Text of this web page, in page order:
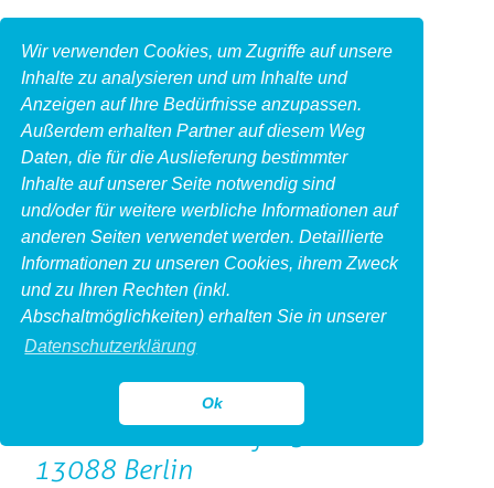
Wir verwenden Cookies, um Zugriffe auf unsere
Inhalte zu analysieren und um Inhalte und
Anzeigen auf Ihre Bedürfnisse anzupassen.
Außerdem erhalten Partner auf diesem Weg
Daten, die für die Auslieferung bestimmter
Inhalte auf unserer Seite notwendig sind
und/oder für weitere werbliche Informationen auf
anderen Seiten verwendet werden. Detaillierte
Informationen zu unseren Cookies, ihrem Zweck
und zu Ihren Rechten (inkl.
Abschaltmöglichkeiten) erhalten Sie in unserer
Datenschutzerklärung
Ok
Impressum
Produktfotoberlin.de
Michail Jahn Photography
Inhaber Michail Jahn
Herbert-Baum-Straße 5
13088 Berlin